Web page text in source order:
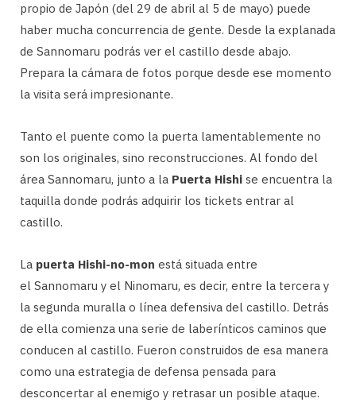
propio de Japón (del 29 de abril al 5 de mayo) puede
haber mucha concurrencia de gente. Desde la explanada
de Sannomaru podrás ver el castillo desde abajo.
Prepara la cámara de fotos porque desde ese momento
la visita será impresionante.
Tanto el puente como la puerta lamentablemente no
son los originales, sino reconstrucciones. Al fondo del
área Sannomaru, junto a la Puerta Hishi se encuentra la
taquilla donde podrás adquirir los tickets entrar al
castillo.
La puerta Hishi-no-mon está situada entre
el Sannomaru y el Ninomaru, es decir, entre la tercera y
la segunda muralla o línea defensiva del castillo. Detrás
de ella comienza una serie de laberínticos caminos que
conducen al castillo. Fueron construidos de esa manera
como una estrategia de defensa pensada para
desconcertar al enemigo y retrasar un posible ataque.